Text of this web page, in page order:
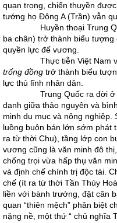
quan trọng, chiến thuyền
tướng họ Đông A (Trần) vẫn
Huyền thoại Trung Quốc
ba chân) trở thành biểu tượng
quyền lực đế vương.
Thực tiễn Việt Nam về
trống đồng trở thành biểu
lực thủ lĩnh nhân dân.
Trung Quốc ra đời ở một
danh giữa thảo nguyên và
minh du mục và nông
luồng buôn bán lớn sớm phát
ra từ thời Chu), tầng lớp con
vương cũng là văn minh đô
chống trọi vừa hấp thụ văn
và định chế chính trị độc tài.
chế (ít ra từ thời Tần Thủy
liền với bành trướng, đặt căn
quan “thiên mệch” phân biệt
nặng nề, một thứ “ chủ nghĩa